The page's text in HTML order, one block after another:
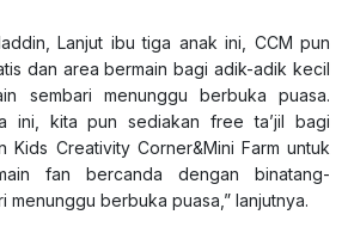
Lanjut ibu tiga anak ini, CCM pun
dan area bermain bagi adik-adik kecil
sembari menunggu berbuka puasa.
ini, kita pun sediakan free ta’jil bagi
Kids Creativity Corner&Mini Farm untuk
fan bercanda dengan binatang-
menunggu berbuka puasa,” lanjutnya.